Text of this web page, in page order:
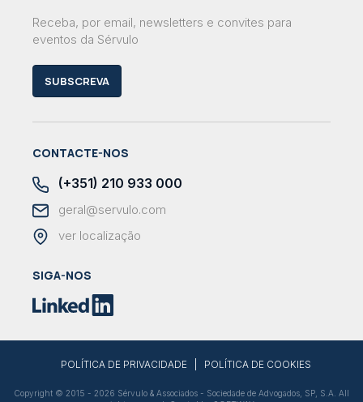
Receba, por email, newsletters e convites para
eventos da Sérvulo
SUBSCREVA
CONTACTE-NOS
(+351) 210 933 000
geral@servulo.com
ver localização
SIGA-NOS
POLÍTICA DE PRIVACIDADE POLÍTICA DE COOKIES
Copyright © 2015 - 2026 Sérvulo & Associados - Sociedade de Advogados, SP, S.A. All